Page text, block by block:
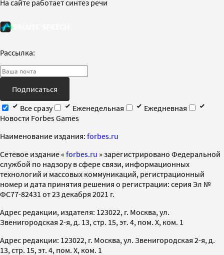
На сайте работает синтез речи
Рассылка:
Подписаться
Все сразу
Еженедельная
Ежедневная
Новости Forbes Games
Наименование издания: forbes.ru
Cетевое издание « forbes.ru » зарегистрировано Федеральной
службой по надзору в сфере связи, информационных
технологий и массовых коммуникаций, регистрационный
номер и дата принятия решения о регистрации: серия Эл №
ФС77-82431 от 23 декабря 2021 г.
Адрес редакции, издателя: 123022, г. Москва, ул.
Звенигородская 2-я, д. 13, стр. 15, эт. 4, пом. X, ком. 1
Адрес редакции: 123022, г. Москва, ул. Звенигородская 2-я, д.
13, стр. 15, эт. 4, пом. X, ком. 1